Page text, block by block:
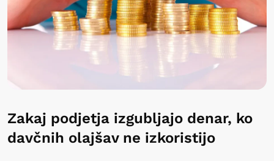
Zakaj podjetja izgubljajo denar, ko
davčnih olajšav ne izkoristijo